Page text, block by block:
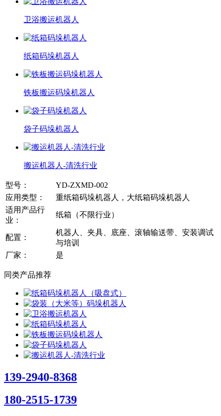
卫浴搬运机器人
纸箱码垛机器人
铁板搬运码垛机器人
袋子码垛机器人
搬运机器人-清洗行业
型号：
YD-ZXMD-002
应用类型：
重纸箱码垛机器人，大纸箱码垛机器人
适用产品行
业：
纸箱（不限行业）
配置：
机器人、夹具、底座、滚轴输送带、安装调试
与培训
厂家：
是
同类产品推荐
139-2940-8368
180-2515-1739